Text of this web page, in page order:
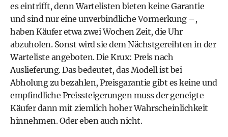
es eintrifft, denn Wartelisten bieten keine Garantie
und sind nur eine unverbindliche Vormerkung –,
haben Käufer etwa zwei Wochen Zeit, die Uhr
abzuholen. Sonst wird sie dem Nächstgereihten in der
Warteliste angeboten. Die Krux: Preis nach
Auslieferung. Das bedeutet, das Modell ist bei
Abholung zu bezahlen, Preisgarantie gibt es keine und
empfindliche Preissteigerungen muss der geneigte
Käufer dann mit ziemlich hoher Wahrscheinlichkeit
hinnehmen. Oder eben auch nicht.